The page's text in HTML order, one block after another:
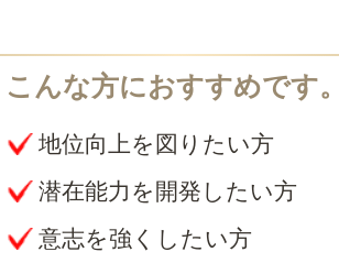
地位向上を図りたい方
潜在能力を開発したい方
意志を強くしたい方